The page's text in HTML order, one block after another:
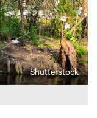
Shutterstock